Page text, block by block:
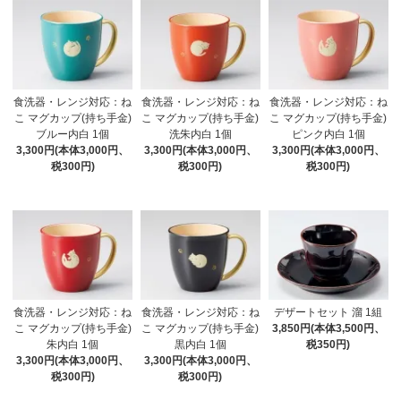
食洗器・レンジ対応：ね
こ マグカップ(持ち手金)
ブルー内白 1個
3,300円(本体3,000円、
税300円)
食洗器・レンジ対応：ね
こ マグカップ(持ち手金)
洗朱内白 1個
3,300円(本体3,000円、
税300円)
食洗器・レンジ対応：ね
こ マグカップ(持ち手金)
ピンク内白 1個
3,300円(本体3,000円、
税300円)
食洗器・レンジ対応：ね
こ マグカップ(持ち手金)
朱内白 1個
3,300円(本体3,000円、
税300円)
食洗器・レンジ対応：ね
こ マグカップ(持ち手金)
黒内白 1個
3,300円(本体3,000円、
税300円)
デザートセット 溜 1組
3,850円(本体3,500円、
税350円)